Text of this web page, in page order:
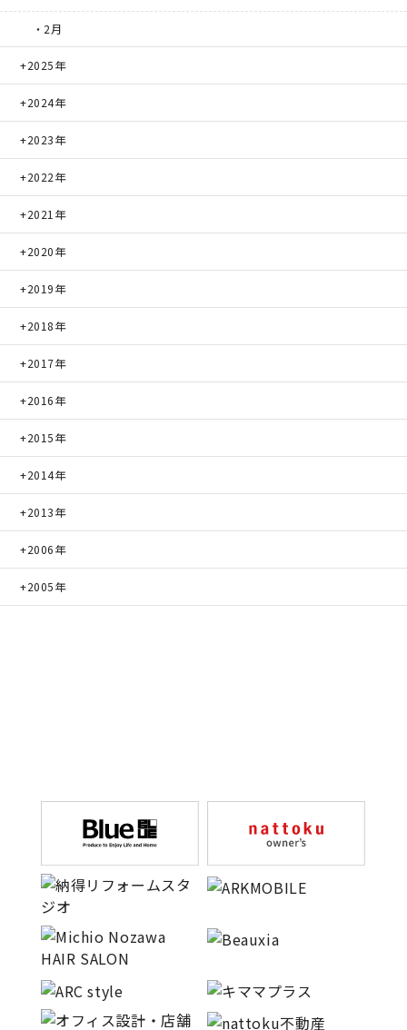
サイトマップ
よくある質問
CLOSE
・2月
2025年
2024年
2023年
2022年
2021年
2020年
2019年
2018年
2017年
2016年
2015年
2014年
2013年
2006年
2005年